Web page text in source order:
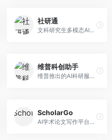
社研通
文科研究生多模态AI学术写作平台。面向文科研究生和社科研究者，提供文献综述、理论分析、定性研究辅助等服务，文科研究方法论支持完善。
维普科创助手
维普推出的AI科研服务平台，整合学术资源与智能写作。面向科研人员和高校师生，提供文献检索、论文写作、查重检测等一站式服务，学术资源权威可靠。
ScholarGo
AI学术论文写作平台，专注于理工科领域的逻辑构建。面向理工科研究生和科研工作者，提供公式编辑、数据分析、论文结构优化等服务，理工科写作逻辑严谨。